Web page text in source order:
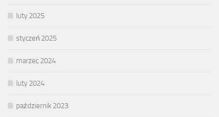
luty 2025
styczeń 2025
marzec 2024
luty 2024
październik 2023